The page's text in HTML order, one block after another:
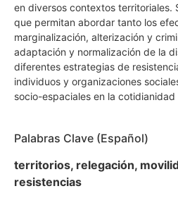
en diversos contextos territoriales.
que permitan abordar tanto los
marginalización, alterización y
adaptación y normalización de la
diferentes estrategias de
individuos y organizaciones
socio-espaciales en la
Palabras Clave (Español)
territorios, relegación,
resistencias